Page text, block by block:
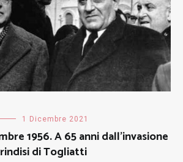
1 Dicembre 2021
1956. A 65 anni dall’invasione
di Togliatti